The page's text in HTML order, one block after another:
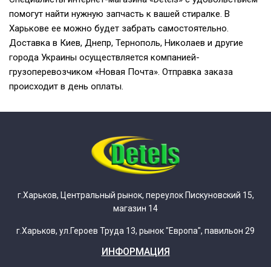
помогут найти нужную запчасть к вашей стиралке. В
Харькове ее можно будет забрать самостоятельно.
Доставка в Киев, Днепр, Тернополь, Николаев и другие
города Украины осуществляется компанией-
грузоперевозчиком «Новая Почта». Отправка заказа
происходит в день оплаты.
г.Харьков, Центральный рынок, переулок Пискуновский 15,
магазин 14
г.Харьков, ул.Героев Труда 13, рынок "Европа", павильон 29
ИНФОРМАЦИЯ